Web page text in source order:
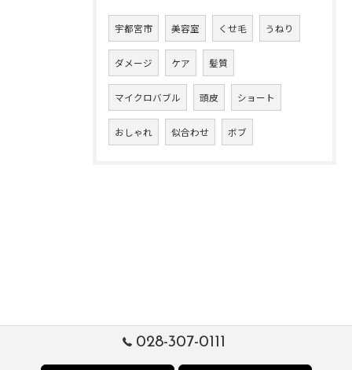
宇都宮市 美容室 くせ毛 うねり
ダメージ ケア 髪質
マイクロバブル 頭皮 ショート
おしゃれ 似合わせ ボブ
028-307-0111